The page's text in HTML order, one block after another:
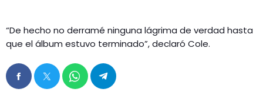
“De hecho no derramé ninguna lágrima de verdad hasta
que el álbum estuvo terminado”, declaró Cole.